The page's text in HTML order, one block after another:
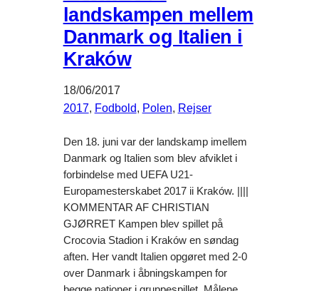
landskampen mellem
Danmark og Italien i
Kraków
18/06/2017
2017, Fodbold, Polen, Rejser
Den 18. juni var der landskamp imellem
Danmark og Italien som blev afviklet i
forbindelse med UEFA U21-
Europamesterskabet 2017 ii Kraków. ||||
KOMMENTAR AF CHRISTIAN
GJØRRET Kampen blev spillet på
Crocovia Stadion i Kraków en søndag
aften. Her vandt Italien opgøret med 2-0
over Danmark i åbningskampen for